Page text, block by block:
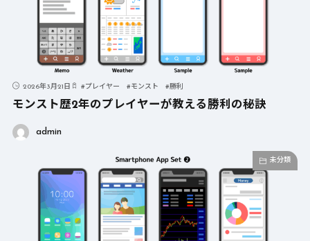
2026年3月21日 #プレイヤー #モンスト #勝利
モンスト歴2年のプレイヤーが教える勝利の秘訣
admin
未分類